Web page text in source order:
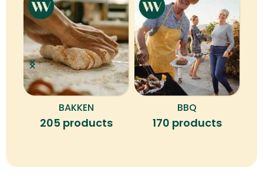
BAKKEN
205 products
BBQ
170 products